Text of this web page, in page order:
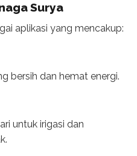
Surya
aplikasi yang mencakup:
bersih dan hemat energi.
untuk irigasi dan